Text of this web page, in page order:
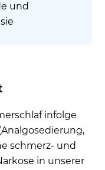
und
infolge
schmerz- und
in unserer